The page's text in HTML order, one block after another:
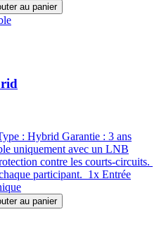
au panier
: Hybrid Garantie : 3 ans
uniquement avec un LNB
contre les courts-circuits.
participant. 1x Entrée
au panier